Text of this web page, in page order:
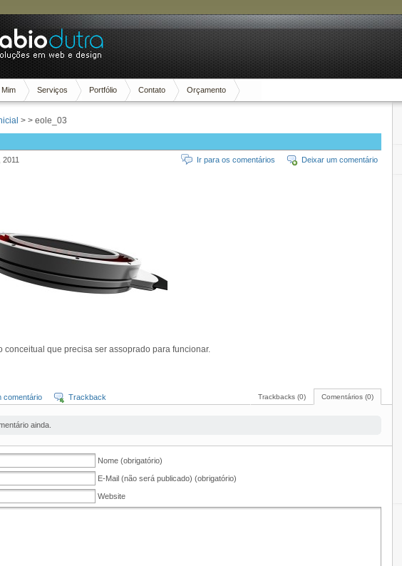
Serviços Portfólio Contato Orçamento
> > eole_03
2011 Deixar um comentário
Ir para os comentários
conceitual que precisa ser assoprado para funcionar.
Comentários (0)
Trackbacks (0)
comentário Trackback
ainda.
Nome (obrigatório)
E-Mail (não será publicado) (obrigatório)
Website